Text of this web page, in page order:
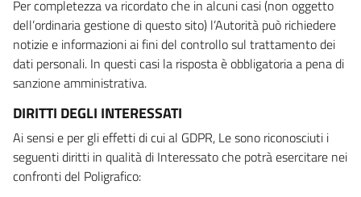
Per completezza va ricordato che in alcuni casi (non oggetto
dell’ordinaria gestione di questo sito) l’Autorità può richiedere
notizie e informazioni ai fini del controllo sul trattamento dei
dati personali. In questi casi la risposta è obbligatoria a pena di
sanzione amministrativa.
DIRITTI DEGLI INTERESSATI
Ai sensi e per gli effetti di cui al GDPR, Le sono riconosciuti i
seguenti diritti in qualità di Interessato che potrà esercitare nei
confronti del Poligrafico: